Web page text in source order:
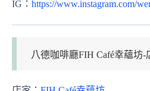
IG： https://www.instagram.com/
八德咖啡廳FIH Café幸蘊坊-